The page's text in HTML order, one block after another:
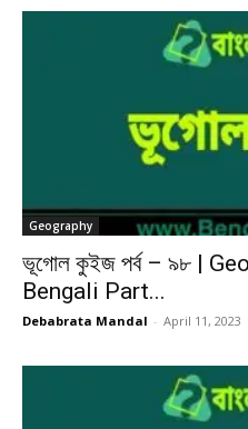
Geography
ভূগোল কুইজ পর্ব – ৯৮ |
Bengali Part...
Debabrata Mandal - April 11, 2023